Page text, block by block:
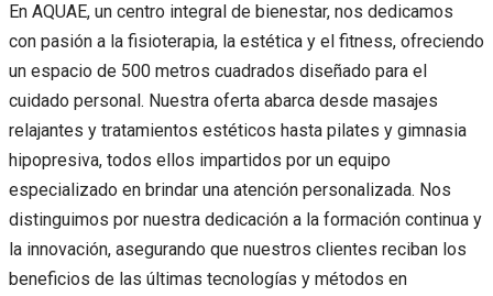
En AQUAE, un centro integral de bienestar, nos dedicamos
con pasión a la fisioterapia, la estética y el fitness, ofreciendo
un espacio de 500 metros cuadrados diseñado para el
cuidado personal. Nuestra oferta abarca desde masajes
relajantes y tratamientos estéticos hasta pilates y gimnasia
hipopresiva, todos ellos impartidos por un equipo
especializado en brindar una atención personalizada. Nos
distinguimos por nuestra dedicación a la formación continua y
la innovación, asegurando que nuestros clientes reciban los
beneficios de las últimas tecnologías y métodos en